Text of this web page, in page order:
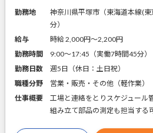
勤務地
神奈川県平塚市（東海道本線(
分）
給与
時給 2,000円〜2,200円
勤務時間
9:00～17:45（実働7時間45分）
勤務日数
週5日（休日：土日祝）
職種分野
営業・販売・その他（軽作業）
仕事概要
工場と連絡をとりスケジュール
組み立て部品の測定も担当す